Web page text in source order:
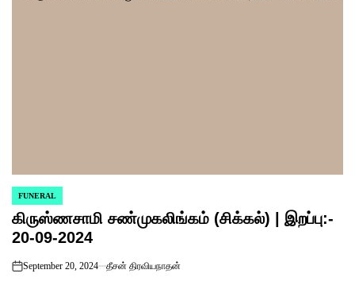
POSTED
IN
FUNERAL
கிருஸ்ணசாமி சண்முகலிங்கம் (சிக்கல்) | இறப்பு:-
20-09-2024
on
September 20, 2024 தீசன் திரவியநாதன்